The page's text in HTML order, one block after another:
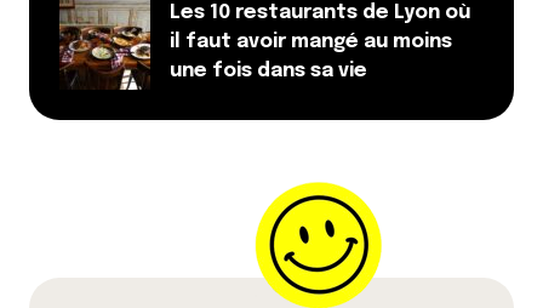
Les 10 restaurants de Lyon où
il faut avoir mangé au moins
une fois dans sa vie